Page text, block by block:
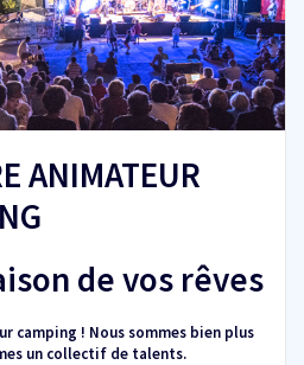
ANIMATEUR
de vos rêves
camping ! Nous sommes bien plus
un collectif de talents.